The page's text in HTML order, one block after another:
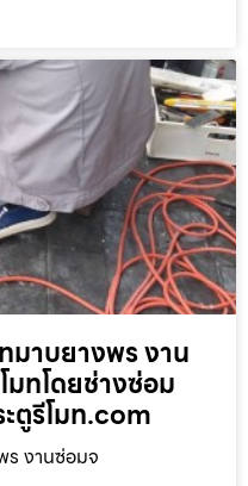
มาบยางพร งาน
มทโดยช่างซ่อม
ะตูรีโมท.com
ร งานซ่อมจ